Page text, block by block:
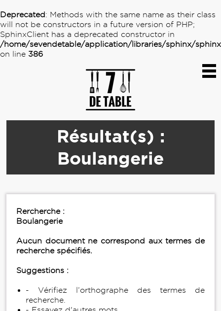
Deprecated: Methods with the same name as their class
will not be constructors in a future version of PHP;
SphinxClient has a deprecated constructor in
/home/sevendetable/application/libraries/sphinx/
on line 386
Résultat(s) :
Boulangerie
Rercherche :
Boulangerie
Aucun document ne correspond aux termes de
recherche spécifiés.
Suggestions :
- Vérifiez l’orthographe des termes de
recherche.